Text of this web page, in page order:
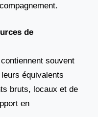
de
souvent
équivalents
bruts, locaux et de
en